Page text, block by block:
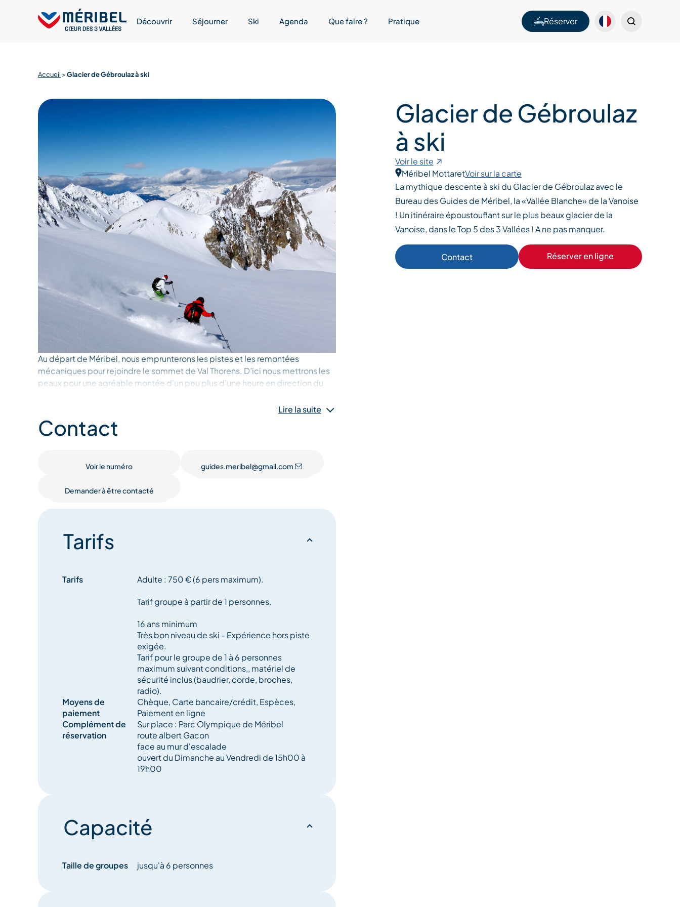
Découvrir Séjourner Ski Agenda Que faire ? Pratique Réserver
Accueil >Glacier de Gébroulaz à ski
Au départ de Méribel, nous emprunterons les pistes et les remontées
mécaniques pour rejoindre le sommet de Val Thorens. D’ici nous mettrons les
peaux pour une agréable montée d’un peu plus d’une heure en direction du
pause pour admirer le paysages, avant une descente inoubliable.
Les guides de haute montagnes sont LES SEULES PERSONNES habilitées à
Infos pratiques :
horaires : de 9h00 à 16h30
Age minimum : 16 ans
Niveau physique : 3/5
niveau technique : bon à très bon skieur toute neige, expérience du hors piste
Equipement fourni : DVA, pelle, sonde
Equipement à avoir ou à louer : matériel de ski de randonnée
Sortie collective jusqu’à 6 personnes maxi, suivant conditions en montagne.
Réservation préalable obligatoire
Lire la suite
Contact
Voir le numéro guides.meribel@gmail.com
Demander à être contacté
Tarifs
Tarifs Adulte : 750 € (6 pers maximum).
Tarif groupe à partir de 1 personnes.
16 ans minimum
Très bon niveau de ski - Expérience hors piste
exigée.
Tarif pour le groupe de 1 à 6 personnes
maximum suivant conditions,, matériel de
sécurité inclus (baudrier, corde, broches,
radio).
Moyens de
paiement
Chèque, Carte bancaire/crédit, Espèces,
Paiement en ligne
Complément de
réservation
Sur place : Parc Olympique de Méribel
route albert Gacon
face au mur d'escalade
ouvert du Dimanche au Vendredi de 15h00 à
19h00
Capacité
Taille de groupes jusqu'à 6 personnes
Glacier de Gébroulaz
à ski
Voir le site
Méribel MottaretVoir sur la carte
La mythique descente à ski du Glacier de Gébroulaz avec le
Bureau des Guides de Méribel, la «Vallée Blanche» de la Vanoise
! Un itinéraire époustouflant sur le plus beaux glacier de la
Vanoise, dans le Top 5 des 3 Vallées ! A ne pas manquer.
Contact Réserver en ligne